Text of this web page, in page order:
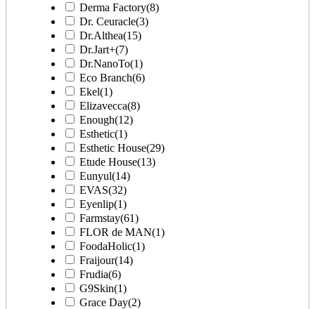
Derma Factory(8)
Dr. Ceuracle(3)
Dr.Althea(15)
Dr.Jart+(7)
Dr.NanoTo(1)
Eco Branch(6)
Ekel(1)
Elizavecca(8)
Enough(12)
Esthetic(1)
Esthetic House(29)
Etude House(13)
Eunyul(14)
EVAS(32)
Eyenlip(1)
Farmstay(61)
FLOR de MAN(1)
FoodaHolic(1)
Fraijour(14)
Frudia(6)
G9Skin(1)
Grace Day(2)